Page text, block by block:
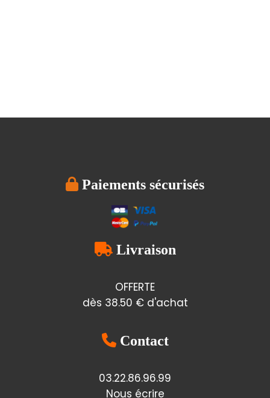
 Paiements sécurisés
 Livraison
OFFERTE
dès 38.50 € d'achat
 Contact
03.22.86.96.99
Nous écrire